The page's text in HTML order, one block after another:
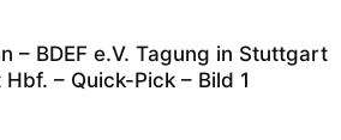
– BDEF e.V. Tagung in Stuttgart
– Quick-Pick – Bild 1